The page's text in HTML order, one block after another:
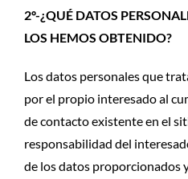
2º-¿QUÉ DATOS
LOS HEMOS OBTENIDO?
Los datos personales que
por el propio interesado al
de contacto existente en el
responsabilidad del
de los datos proporcionados